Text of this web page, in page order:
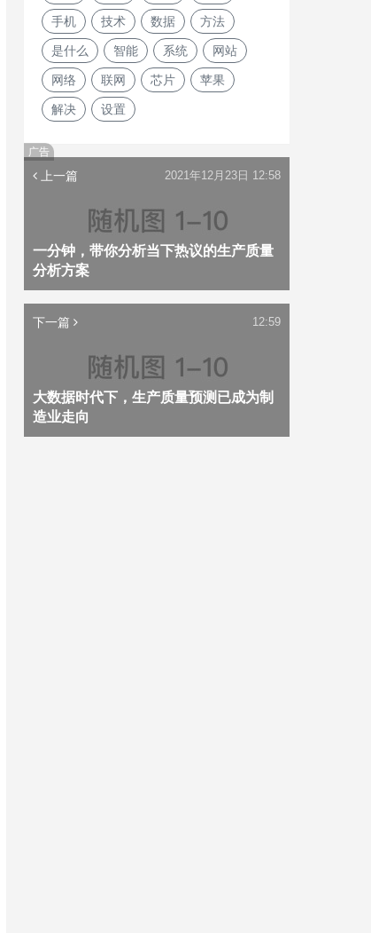
手机 技术 数据 方法
是什么 智能 系统 网站
网络 联网 芯片 苹果
解决 设置
广告
上一篇
一分钟，带你分析当下热议的生产质量
分析方案
2021年12月23日 12:58
下一篇
大数据时代下，生产质量预测已成为制
造业走向
12:59